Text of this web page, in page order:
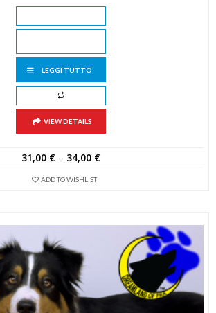
LEGGI TUTTO
VIEW DETAILS
31,00 € – 34,00 €
ADD TO WISHLIST